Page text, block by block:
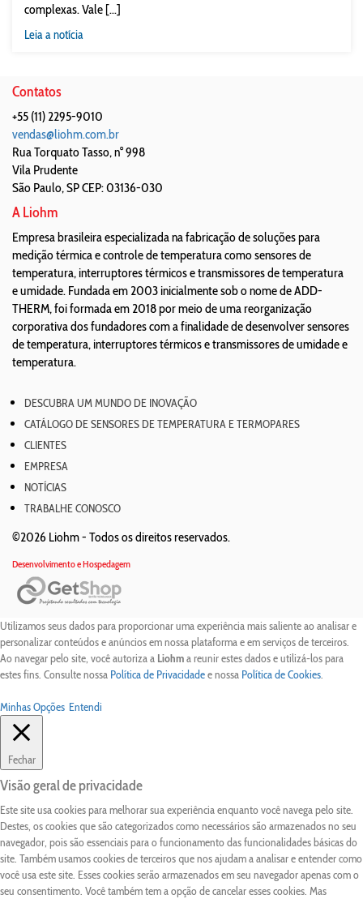
complexas. Vale [...]
Leia a notícia
Contatos
+55 (11) 2295-9010
vendas@liohm.com.br
Rua Torquato Tasso, n° 998
Vila Prudente
São Paulo,SPCEP: 03136-030
A Liohm
Empresa brasileira especializada na fabricação de soluções para
medição térmica e controle de temperatura como sensores de
temperatura, interruptores térmicos e transmissores de temperatura
e umidade. Fundada em 2003 inicialmente sob o nome de ADD-
THERM, foi formada em 2018 por meio de uma reorganização
corporativa dos fundadores com a finalidade de desenvolver sensores
de temperatura, interruptores térmicos e transmissores de umidade e
temperatura.
DESCUBRA UM MUNDO DE INOVAÇÃO
CATÁLOGO DE SENSORES DE TEMPERATURA E TERMOPARES
CLIENTES
EMPRESA
NOTÍCIAS
TRABALHE CONOSCO
©2026 Liohm - Todos os direitos reservados.
Desenvolvimento e Hospedagem
Utilizamos seus dados para proporcionar uma experiência mais saliente ao analisar e
personalizar conteúdos e anúncios em nossa plataforma e em serviços de terceiros.
Ao navegar pelo site, você autoriza a Liohma reunir estes dados e utilizá-los para
estes fins. Consulte nossa Política de Privacidadee nossa Política de Cookies.
Minhas Opções Entendi
Fechar
Visão geral de privacidade
Este site usa cookies para melhorar sua experiência enquanto você navega pelo site.
Destes, os cookies que são categorizados como necessários são armazenados no seu
navegador, pois são essenciais para o funcionamento das funcionalidades básicas do
site. Também usamos cookies de terceiros que nos ajudam a analisar e entender como
você usa este site. Esses cookies serão armazenados em seu navegador apenas com o
seu consentimento. Você também tem a opção de cancelar esses cookies. Mas